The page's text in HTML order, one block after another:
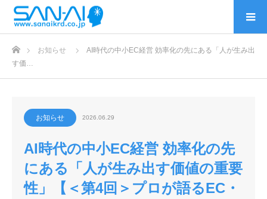
ホームお知らせ
AI時代の中小EC経営 効率化の先にある「人が生み出
す価…
お知らせ 2026.06.29
AI時代の中小EC経営 効率化の先
にある「人が生み出す価値の重要
性」【＜第4回＞プロが語るEC・